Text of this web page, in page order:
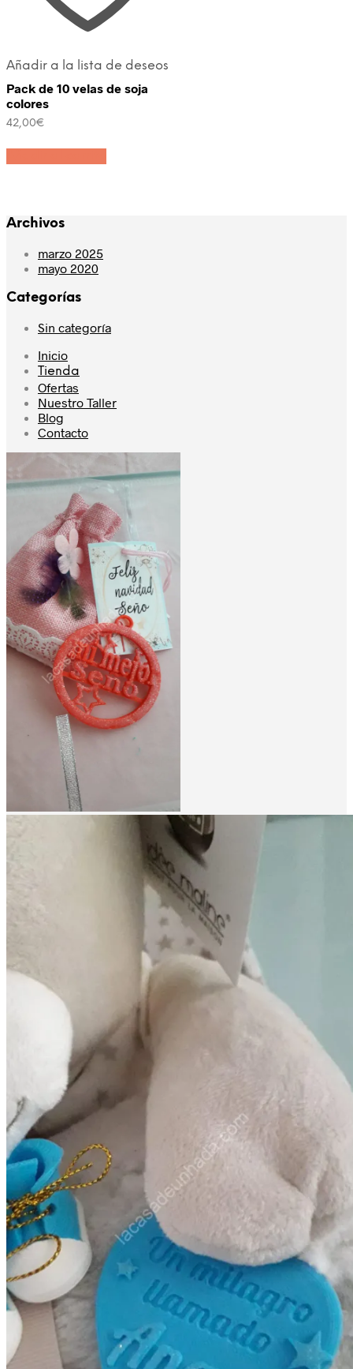
Añadir a la lista de deseos
Pack de 10 velas de soja
colores
42,00€
Archivos
marzo 2025
mayo 2020
Categorías
Sin categoría
Inicio
Tienda
Ofertas
Nuestro Taller
Blog
Contacto